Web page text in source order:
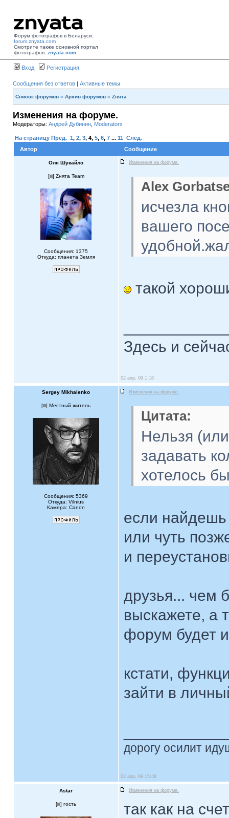
Форум фотографов в Беларуси:
forum.znyata.com
Смотрите также основной портал
фотографов: znyata.com
Вход Регистрация
Сообщения без ответов | Активные темы
Список форумов » Архив форумов » Zнята
Изменения на форуме.
Модераторы: Андрей Дубинин Moderators
На страницу Пред. 1, 2, 3, 4, 5, 6, 7 ... 11 След.
Автор
Сообщение
Оля Шукайло Изменения на форуме.
[ ] Zнята Team
Сообщения: 1375
Откуда: планета Земля
Alex
исчезла
вашего
такой
Здесь и
02 апр, 09 1:18
Sergey Mikhalenko Изменения на форуме.
[ ] Местный житель
Сообщения: 5369
Откуда: Vilnius
Камера: Canon
Цитата:
Нельзя
задавать
хотелось
если найдешь
или чуть
и
друзья... чем
выскажете, а
форум будет
кстати,
зайти в
дорогу осилит
02 апр, 09 15:48
Astar Изменения на форуме.
[ ] гость
так как на